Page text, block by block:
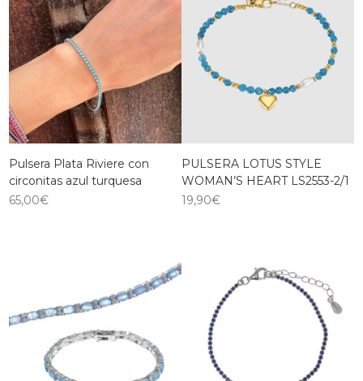
Pulsera Plata Riviere con
circonitas azul turquesa
65,00€
PULSERA LOTUS STYLE
WOMAN’S HEART LS2553-2/1
19,90€